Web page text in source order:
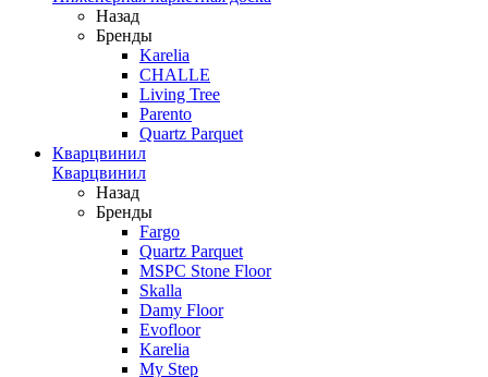
Назад
Бренды
Karelia
CHALLE
Living Tree
Parento
Quartz Parquet
Кварцвинил
Кварцвинил
Назад
Бренды
Fargo
Quartz Parquet
MSPC Stone Floor
Skalla
Damy Floor
Evofloor
Karelia
My Step